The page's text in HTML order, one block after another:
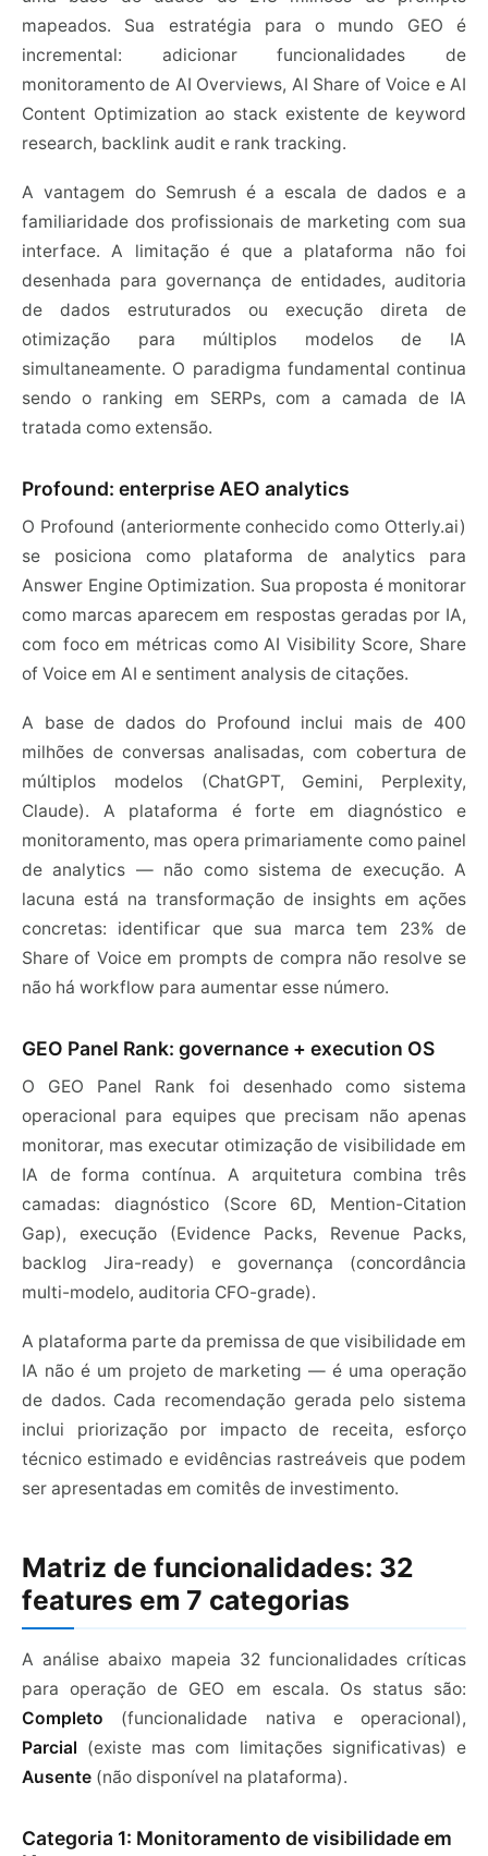
mapeados. Sua estratégia para o mundo GEO é
incremental: adicionar funcionalidades de
monitoramento de AI Overviews, AI Share of Voice e AI
Content Optimization ao stack existente de keyword
research, backlink audit e rank tracking.
A vantagem do Semrush é a escala de dados e a
familiaridade dos profissionais de marketing com sua
interface. A limitação é que a plataforma não foi
desenhada para governança de entidades, auditoria
de dados estruturados ou execução direta de
otimização para múltiplos modelos de IA
simultaneamente. O paradigma fundamental continua
sendo o ranking em SERPs, com a camada de IA
tratada como extensão.
Profound: enterprise AEO analytics
O Profound (anteriormente conhecido como Otterly.ai)
se posiciona como plataforma de analytics para
Answer Engine Optimization. Sua proposta é monitorar
como marcas aparecem em respostas geradas por IA,
com foco em métricas como AI Visibility Score, Share
of Voice em AI e sentiment analysis de citações.
A base de dados do Profound inclui mais de 400
milhões de conversas analisadas, com cobertura de
múltiplos modelos (ChatGPT, Gemini, Perplexity,
Claude). A plataforma é forte em diagnóstico e
monitoramento, mas opera primariamente como painel
de analytics — não como sistema de execução. A
lacuna está na transformação de insights em ações
concretas: identificar que sua marca tem 23% de
Share of Voice em prompts de compra não resolve se
não há workflow para aumentar esse número.
GEO Panel Rank: governance + execution OS
O GEO Panel Rank foi desenhado como sistema
operacional para equipes que precisam não apenas
monitorar, mas executar otimização de visibilidade em
IA de forma contínua. A arquitetura combina três
camadas: diagnóstico (Score 6D, Mention-Citation
Gap), execução (Evidence Packs, Revenue Packs,
backlog Jira-ready) e governança (concordância
multi-modelo, auditoria CFO-grade).
A plataforma parte da premissa de que visibilidade em
IA não é um projeto de marketing — é uma operação
de dados. Cada recomendação gerada pelo sistema
inclui priorização por impacto de receita, esforço
técnico estimado e evidências rastreáveis que podem
ser apresentadas em comitês de investimento.
Matriz de funcionalidades: 32
features em 7 categorias
A análise abaixo mapeia 32 funcionalidades críticas
para operação de GEO em escala. Os status são:
Completo (funcionalidade nativa e operacional),
Parcial (existe mas com limitações significativas) e
Ausente (não disponível na plataforma).
Categoria 1: Monitoramento de visibilidade em